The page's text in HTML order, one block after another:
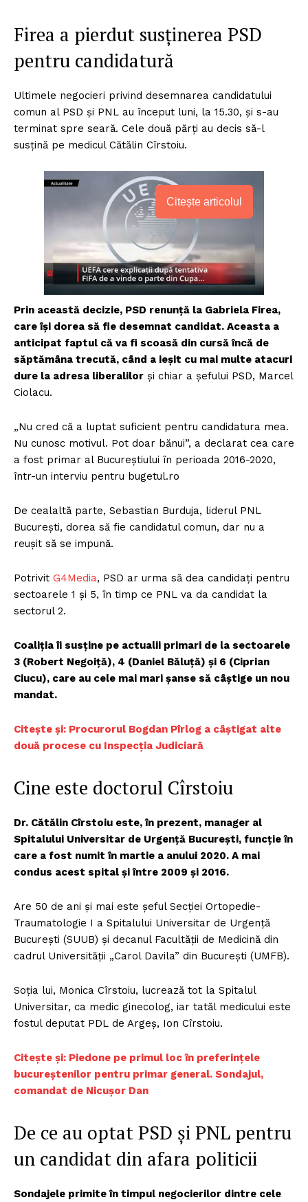
Firea a pierdut susținerea PSD
pentru candidatură
Ultimele negocieri privind desemnarea candidatului
comun al PSD și PNL au început luni, la 15.30, și s-au
terminat spre seară. Cele două părți au decis să-l
susțină pe medicul Cătălin Cîrstoiu.
Citește articolul
Prin această decizie, PSD renunță la Gabriela Firea,
care își dorea să fie desemnat candidat. Aceasta a
anticipat faptul că va fi scoasă din cursă încă de
săptămâna trecută, când a ieșit cu mai multe atacuri
dure la adresa liberalilor și chiar a șefului PSD, Marcel
Ciolacu.
„Nu cred că a luptat suficient pentru candidatura mea.
Nu cunosc motivul. Pot doar bănui”, a declarat cea care
a fost primar al Bucureștiului în perioada 2016-2020,
într-un interviu pentru bugetul.ro
De cealaltă parte, Sebastian Burduja, liderul PNL
București, dorea să fie candidatul comun, dar nu a
reușit să se impună.
Potrivit G4Media, PSD ar urma să dea candidați pentru
sectoarele 1 și 5, în timp ce PNL va da candidat la
sectorul 2.
Coaliția îi susține pe actualii primari de la sectoarele
3 (Robert Negoiță), 4 (Daniel Băluță) și 6 (Ciprian
Ciucu), care au cele mai mari șanse să câștige un nou
mandat.
Citește și: Procurorul Bogdan Pîrlog a câștigat alte
două procese cu Inspecția Judiciară
Cine este doctorul Cîrstoiu
Dr. Cătălin Cîrstoiu este, în prezent, manager al
Spitalului Universitar de Urgență București, funcție în
care a fost numit în martie a anului 2020. A mai
condus acest spital și între 2009 și 2016.
Are 50 de ani și mai este șeful Secției Ortopedie-
Traumatologie I a Spitalului Universitar de Urgență
București (SUUB) și decanul Facultății de Medicină din
cadrul Universității „Carol Davila” din București (UMFB).
Soția lui, Monica Cîrstoiu, lucrează tot la Spitalul
Universitar, ca medic ginecolog, iar tatăl medicului este
fostul deputat PDL de Argeș, Ion Cîrstoiu.
Citește și: Piedone pe primul loc în preferințele
bucureștenilor pentru primar general. Sondajul,
comandat de Nicușor Dan
De ce au optat PSD și PNL pentru
un candidat din afara politicii
Sondajele primite în timpul negocierilor dintre cele